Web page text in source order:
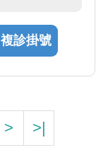
複診掛號
> >|